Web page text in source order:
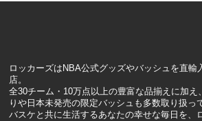
ロッカーズはNBA公式グッズやバッシュを直輸
店。
全30チーム・10万点以上の豊富な品揃えに加え
りや日本未発売の限定バッシュも多数取り扱っ
バスケと共に生活するあなたの幸せな毎日を、